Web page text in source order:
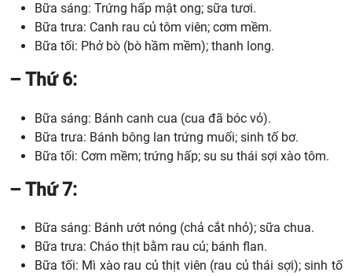
Bữa sáng: Trứng hấp mật ong; sữa tươi.
Bữa trưa: Canh rau củ tôm viên; cơm mềm.
Bữa tối: Phở bò (bò hầm mềm); thanh long.
– Thứ 6:
Bữa sáng: Bánh canh cua (cua đã bóc vỏ).
Bữa trưa: Bánh bông lan trứng muối; sinh tố bơ.
Bữa tối: Cơm mềm; trứng hấp; su su thái sợi xào tôm.
– Thứ 7:
Bữa sáng: Bánh ướt nóng (chả cắt nhỏ); sữa chua.
Bữa trưa: Cháo thịt bằm rau củ; bánh flan.
Bữa tối: Mì xào rau củ thịt viên (rau củ thái sợi); sinh tố